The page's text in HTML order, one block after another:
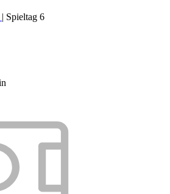
| Spieltag 6